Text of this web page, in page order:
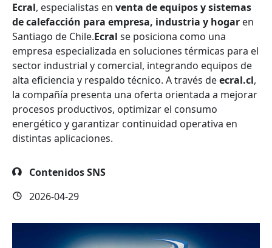
Ecral, especialistas en venta de equipos y sistemas
de calefacción para empresa, industria y hogar en
Santiago de Chile.Ecral se posiciona como una
empresa especializada en soluciones térmicas para el
sector industrial y comercial, integrando equipos de
alta eficiencia y respaldo técnico. A través deecral.cl,
la compañía presenta una oferta orientada a mejorar
procesos productivos, optimizar el consumo
energético y garantizar continuidad operativa en
distintas aplicaciones.
Contenidos SNS
2026-04-29